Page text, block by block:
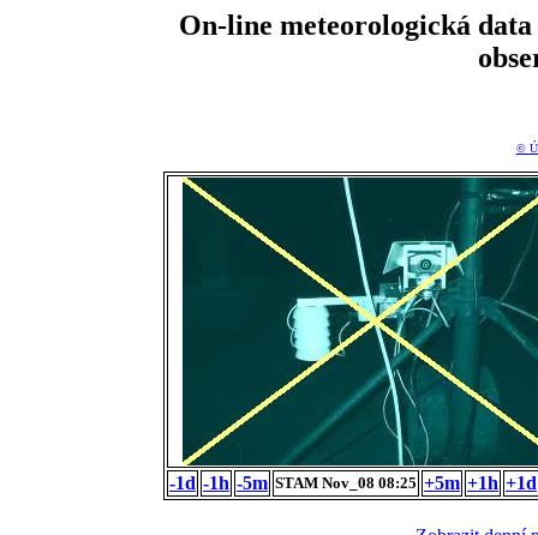
On-line meteorologická
©
-1d -1h -5m STAM Nov_08 08:25 +5m +1h +1d